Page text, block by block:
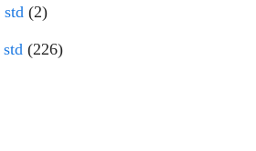
std (2)
(226)